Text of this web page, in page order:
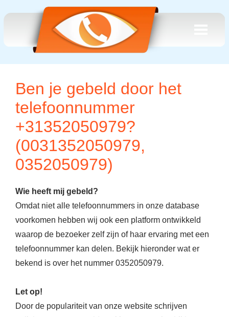
Ben je gebeld door het
telefoonnummer
+31352050979?
(0031352050979,
0352050979)
Wie heeft mij gebeld?
Omdat niet alle telefoonnummers in onze database
voorkomen hebben wij ook een platform ontwikkeld
waarop de bezoeker zelf zijn of haar ervaring met een
telefoonnummer kan delen. Bekijk hieronder wat er
bekend is over het nummer 0352050979.
Let op!
Door de populariteit van onze website schrijven